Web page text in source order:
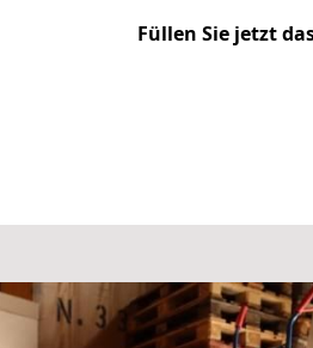
Füllen Sie jetzt